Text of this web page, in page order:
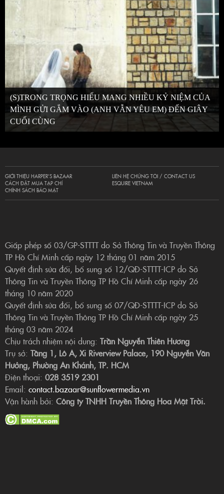
(S)TRONG TRỌNG HIẾU MANG NHIỀU KỶ NIỆM CỦA
MÌNH GỬI GẮM VÀO (ANH VẪN YÊU EM) ĐẾN GIÂY
CUỐI CÙNG
GIỚI THIỆU HARPER’S BAZAAR
CÁCH ĐẶT MUA TẠP CHÍ
CHÍNH SÁCH BẢO MẬT
LIÊN HỆ CHÚNG TÔI / CONTACT US
ESQUIRE VIETNAM
Giấp phép số 03/GP-STTTT do Sở Thông Tin và Truyền Thông
TP Hồ Chí Minh cấp ngày 12 tháng 01 năm 2015
Quyết định sửa đổi, bổ sung số 12/QĐ-STTTT-ICP do Sở
Thông Tin và Truyền Thông TP Hồ Chí Minh cấp ngày 26
tháng 10 năm 2020
Quyết định sửa đổi, bổ sung số 07/QĐ-STTTT-ICP do Sở
Thông Tin và Truyền Thông TP Hồ Chí Minh cấp ngày 25
tháng 03 năm 2024
Chịu trách nhiệm nội dung: Trần Nguyễn Thiên Hương
Trụ sở: Tầng 1, Lô A, Xi Riverview Palace, 190 Nguyễn Văn
Hưởng, Phường An Khánh, TP. HCM
Điện thoại: 028 3519 2301
Email: contact.bazaar@sunflowermedia.vn
Vận hành bởi: Công ty TNHH Truyền Thông Hoa Mặt Trời.